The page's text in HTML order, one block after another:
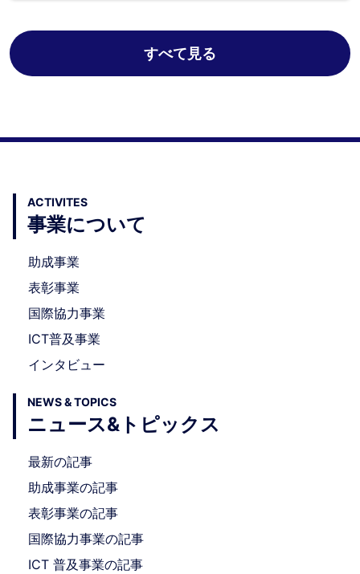
すべて見る
ACTIVITES
事業について
助成事業
表彰事業
国際協力事業
ICT普及事業
インタビュー
NEWS & TOPICS
ニュース&トピックス
最新の記事
助成事業の記事
表彰事業の記事
国際協力事業の記事
ICT 普及事業の記事